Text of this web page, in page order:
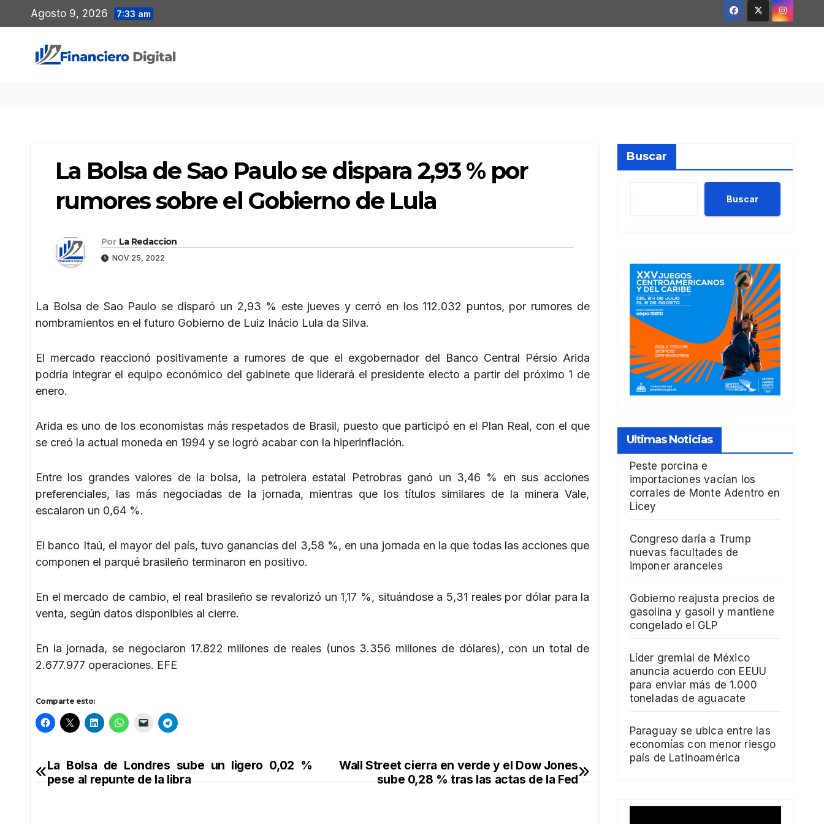
al
contenido
Agosto 9, 2026 7:33 am
La Bolsa de Sao Paulo se dispara 2,93 % por
rumores sobre el Gobierno de Lula
Por La Redaccion
NOV 25, 2022
La Bolsa de Sao Paulo se disparó un 2,93 % este jueves y cerró en los 112.032 puntos, por rumores de
nombramientos en el futuro Gobierno de Luiz Inácio Lula da Silva.
El mercado reaccionó positivamente a rumores de que el exgobernador del Banco Central Pérsio Arida
podría integrar el equipo económico del gabinete que liderará el presidente electo a partir del próximo 1 de
enero.
Arida es uno de los economistas más respetados de Brasil, puesto que participó en el Plan Real, con el que
se creó la actual moneda en 1994 y se logró acabar con la hiperinflación.
Entre los grandes valores de la bolsa, la petrolera estatal Petrobras ganó un 3,46 % en sus acciones
preferenciales, las más negociadas de la jornada, mientras que los títulos similares de la minera Vale,
escalaron un 0,64 %.
El banco Itaú, el mayor del país, tuvo ganancias del 3,58 %, en una jornada en la que todas las acciones que
componen el parqué brasileño terminaron en positivo.
En el mercado de cambio, el real brasileño se revalorizó un 1,17 %, situándose a 5,31 reales por dólar para la
venta, según datos disponibles al cierre.
En la jornada, se negociaron 17.822 millones de reales (unos 3.356 millones de dólares), con un total de
2.677.977 operaciones. EFE
Comparte esto:
Navegación
Wall Street cierra en verde y el Dow Jones
sube 0,28 % tras las actas de la Fed
La Bolsa de Londres sube un ligero 0,02 %
pese al repunte de la libra
Buscar
Buscar
Ultimas Noticias
Peste porcina e
importaciones vacían los
corrales de Monte Adentro en
Licey
Congreso daría a Trump
nuevas facultades de
imponer aranceles
Gobierno reajusta precios de
gasolina y gasoil y mantiene
congelado el GLP
Líder gremial de México
anuncia acuerdo con EEUU
para enviar más de 1.000
toneladas de aguacate
Paraguay se ubica entre las
economías con menor riesgo
país de Latinoamérica